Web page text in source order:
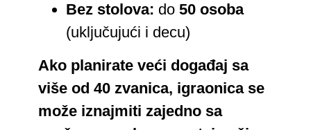
Bez stolova: do 50 osoba
(uključujući i decu)
Ako planirate veći događaj sa
više od 40 zvanica, igraonica se
može iznajmiti zajedno sa